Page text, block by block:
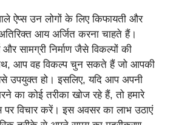
ऐप्स उन लोगों के लिए किफायती और
आय अर्जित करना चाहते हैं।
सामग्री निर्माण जैसे विकल्पों की
आप वह विकल्प चुन सकते हैं जो आपकी
उपयुक्त हो। इसलिए, यदि आप अपनी
का कोई तरीका खोज रहे हैं, तो हमारे
पर विचार करें। इस अवसर का लाभ उठाएं